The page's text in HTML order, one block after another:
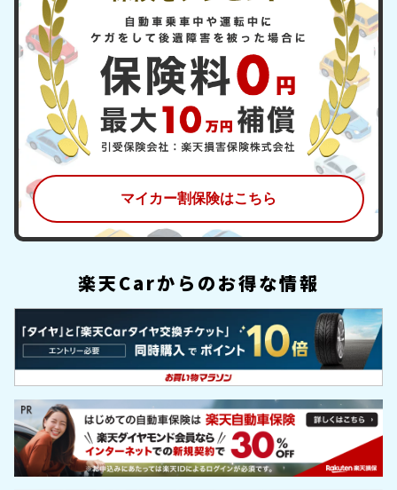
マイカー割保険はこちら
楽天Carからのお得な情報